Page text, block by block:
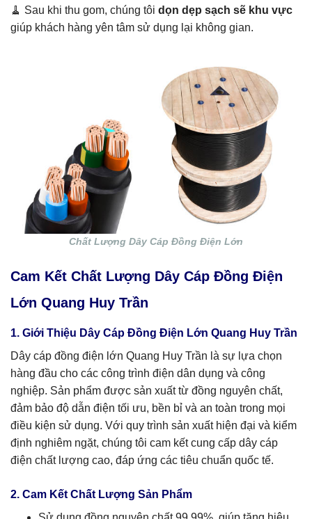
🧹 Sau khi thu gom, chúng tôi dọn dẹp sạch sẽ khu vực
giúp khách hàng yên tâm sử dụng lại không gian.
Chất Lượng Dây Cáp Đồng Điện Lớn
Cam Kết Chất Lượng Dây Cáp Đồng Điện
Lớn Quang Huy Trần
1. Giới Thiệu Dây Cáp Đồng Điện Lớn Quang Huy Trần
Dây cáp đồng điện lớn Quang Huy Trần là sự lựa chọn
hàng đầu cho các công trình điện dân dụng và công
nghiệp. Sản phẩm được sản xuất từ đồng nguyên chất,
đảm bảo độ dẫn điện tối ưu, bền bỉ và an toàn trong mọi
điều kiện sử dụng. Với quy trình sản xuất hiện đại và kiểm
định nghiêm ngặt, chúng tôi cam kết cung cấp dây cáp
điện chất lượng cao, đáp ứng các tiêu chuẩn quốc tế.
2. Cam Kết Chất Lượng Sản Phẩm